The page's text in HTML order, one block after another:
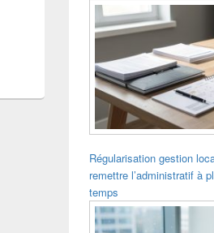
Régularisation gestion
remettre l’administratif à
temps